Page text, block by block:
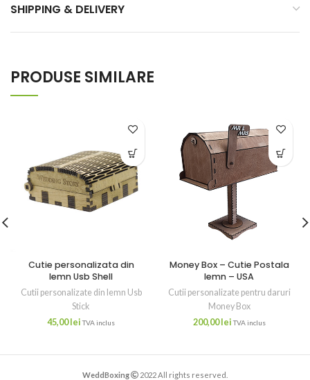
SHIPPING & DELIVERY
PRODUSE SIMILARE
Cutie personalizata din
lemn Usb Shell
Cutii personalizate din lemn Usb
Stick
45,00 lei TVA inclus
Money Box – Cutie Postala
lemn – USA
Cutii personalizate pentru daruri
Money Box
200,00 lei TVA inclus
WeddBoxing 2022 All rights reserved.